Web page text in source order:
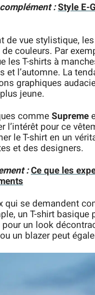
:Style E-
de vue stylistique,
couleurs. Par
les T-shirts à
et l’automne. La
graphiques
jeune.
commeSupreme
l’intérêt pour ce
le T-shirt en un
et des designers.
:Ce que les
qui se demandent
un T-shirt basique
pour un look
un blazer peut